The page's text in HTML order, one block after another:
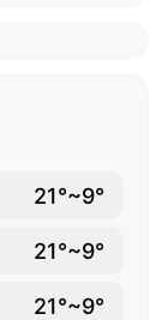
21°~9°
21°~9°
21°~9°